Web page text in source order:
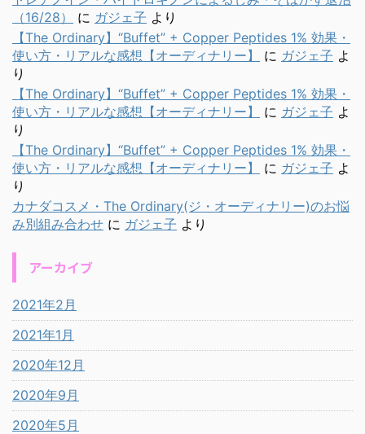
（16/28）
に ガジェ子 より
【The Ordinary】“Buffet” + Copper Peptides 1% 効果・
使い方・リアルな感想【オーディナリー】
に ガジェ子 よ
り
【The Ordinary】“Buffet” + Copper Peptides 1% 効果・
使い方・リアルな感想【オーディナリー】
に ガジェ子 よ
り
【The Ordinary】“Buffet” + Copper Peptides 1% 効果・
使い方・リアルな感想【オーディナリー】
に ガジェ子 よ
り
カナダコスメ・The Ordinary(ジ・オーディナリー)のお悩
み別組み合わせ に ガジェ子 より
アーカイブ
2021年2月
2021年1月
2020年12月
2020年9月
2020年5月